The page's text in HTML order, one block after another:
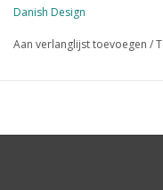
Danish Design
Aan verlanglijst toevoegen /